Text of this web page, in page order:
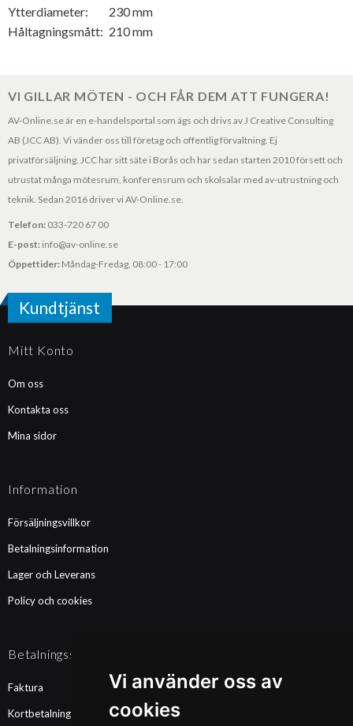
Vi använder oss av
cookies
Ytterdiameter:
230 mm
Håltagningsmått: 210 mm
VI GILLAR MÖTEN - OCH FÅR DEM ATT FUNGERA!
AV-Online.se är en e-handelsportal som ägs och drivs av J Creative Consulting
AB (JCC AB). Vi vänder oss till företag och offentlig förvaltning. Ej
privatförsäljning. JCC har sitt säte i Borås och har sedan starten 2010 försett och
utrustat många mötesrum, konferensrum och skolsalar med av-utrustning och
teknik. Sedan 2016 driver vi AV-Online.se.
Telefon: 033-720 67 00
E-post: info@av-online.se
Öppettider: Måndag-Fredag, 08:00 - 17:00
Kundtjänst
Mitt Konto
Om oss
Kontakta oss
Mina sidor
Information
Försäljningsvillkor
Betalningsinformation
Lager och Leverans
Policy och cookies
Betalningssätt
Faktura
Kortbetalning